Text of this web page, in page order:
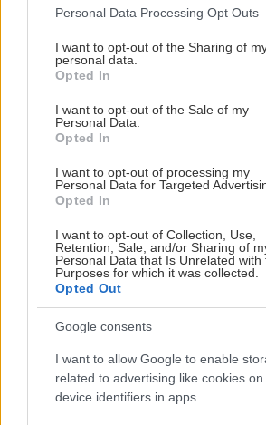
Please note that this website/app uses
not limited to your visit or usage
grant or deny consent to Google and its
use your data for below specified
consent section.
Personal Data Processing Opt Outs
I want to opt-out of the Sharing of
personal data.
Opted In
I want to opt-out of the Sale of my
Personal Data.
Opted In
I want to opt-out of processing my
Personal Data for Targeted
Opted In
I want to opt-out of Collection, Use,
Retention, Sale, and/or Sharing of
Personal Data that Is Unrelated with
Purposes for which it was collected.
Opted Out
Google consents
I want to allow Google to enable
related to advertising like cookies
device identifiers in apps.
är säsongskort melodin!
Säkra ditt säsongskort här
ARENAN FYLLER 20 ÅR – KOM
Publicerad:2026-08-07 1 min läsning